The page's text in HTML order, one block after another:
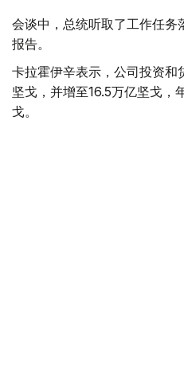
会谈中，总统听取了工作任务
报告。
卡拉霍伊辛表示，公司投资和
坚戈，并增至16.5万亿坚戈
戈。